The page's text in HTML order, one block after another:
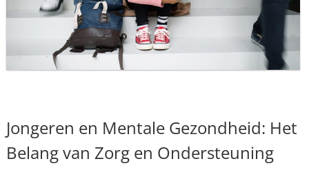
Jongeren en Mentale Gezondheid: Het
Belang van Zorg en Ondersteuning